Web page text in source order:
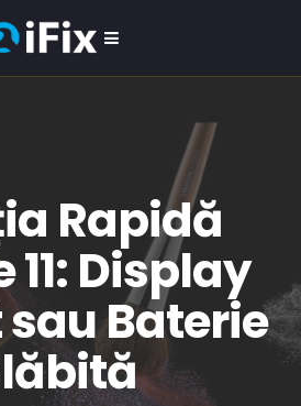
Rapidă
11: Display
Baterie